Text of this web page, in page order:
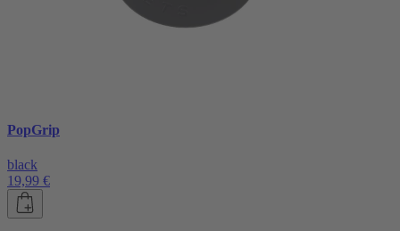
PopGrip
black
19,99 €